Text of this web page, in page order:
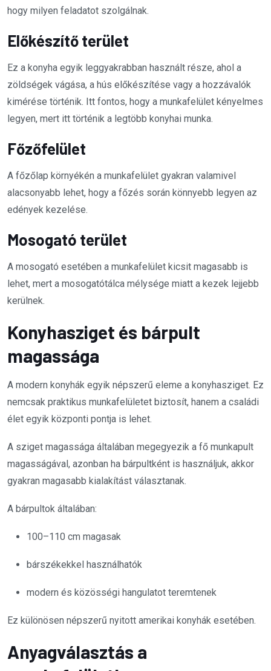
hogy milyen feladatot szolgálnak.
Előkészítő terület
Ez a konyha egyik leggyakrabban használt része, ahol a
zöldségek vágása, a hús előkészítése vagy a hozzávalók
kimérése történik. Itt fontos, hogy a munkafelület kényelmes
legyen, mert itt történik a legtöbb konyhai munka.
Főzőfelület
A főzőlap környékén a munkafelület gyakran valamivel
alacsonyabb lehet, hogy a főzés során könnyebb legyen az
edények kezelése.
Mosogató terület
A mosogató esetében a munkafelület kicsit magasabb is
lehet, mert a mosogatótálca mélysége miatt a kezek lejjebb
kerülnek.
Konyhasziget és bárpult
magassága
A modern konyhák egyik népszerű eleme a konyhasziget. Ez
nemcsak praktikus munkafelületet biztosít, hanem a családi
élet egyik központi pontja is lehet.
A sziget magassága általában megegyezik a fő munkapult
magasságával, azonban ha bárpultként is használjuk, akkor
gyakran magasabb kialakítást választanak.
A bárpultok általában:
100–110 cm magasak
bárszékekkel használhatók
modern és közösségi hangulatot teremtenek
Ez különösen népszerű nyitott amerikai konyhák esetében.
Anyagválasztás a